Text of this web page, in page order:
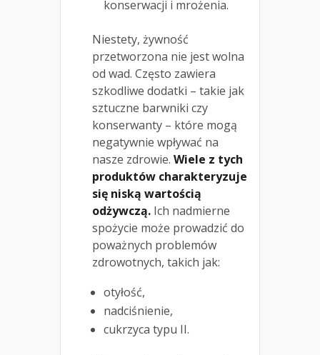
konserwacji i mrożenia.
Niestety, żywność
przetworzona nie jest wolna
od wad. Często zawiera
szkodliwe dodatki – takie jak
sztuczne barwniki czy
konserwanty – które mogą
negatywnie wpływać na
nasze zdrowie. Wiele z tych
produktów charakteryzuje
się niską wartością
odżywczą. Ich nadmierne
spożycie może prowadzić do
poważnych problemów
zdrowotnych, takich jak:
otyłość,
nadciśnienie,
cukrzyca typu II.